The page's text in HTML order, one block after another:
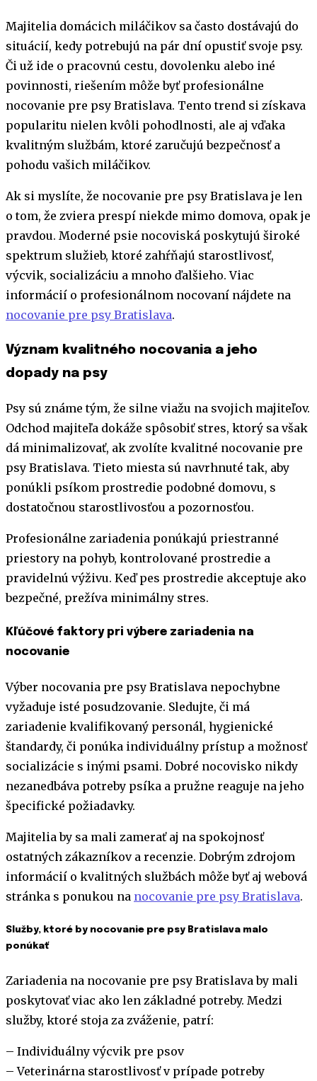
Majitelia domácich miláčikov sa často dostávajú do
situácií, kedy potrebujú na pár dní opustiť svoje psy.
Či už ide o pracovnú cestu, dovolenku alebo iné
povinnosti, riešením môže byť profesionálne
nocovanie pre psy Bratislava. Tento trend si získava
popularitu nielen kvôli pohodlnosti, ale aj vďaka
kvalitným službám, ktoré zaručujú bezpečnosť a
pohodu vašich miláčikov.
Ak si myslíte, že nocovanie pre psy Bratislava je len
o tom, že zviera prespí niekde mimo domova, opak je
pravdou. Moderné psie nocoviská poskytujú široké
spektrum služieb, ktoré zahŕňajú starostlivosť,
výcvik, socializáciu a mnoho ďalšieho. Viac
informácií o profesionálnom nocovaní nájdete na
nocovanie pre psy Bratislava.
Význam kvalitného nocovania a jeho
dopady na psy
Psy sú známe tým, že silne viažu na svojich majiteľov.
Odchod majiteľa dokáže spôsobiť stres, ktorý sa však
dá minimalizovať, ak zvolíte kvalitné nocovanie pre
psy Bratislava. Tieto miesta sú navrhnuté tak, aby
ponúkli psíkom prostredie podobné domovu, s
dostatočnou starostlivosťou a pozornosťou.
Profesionálne zariadenia ponúkajú priestranné
priestory na pohyb, kontrolované prostredie a
pravidelnú výživu. Keď pes prostredie akceptuje ako
bezpečné, prežíva minimálny stres.
Kľúčové faktory pri výbere zariadenia na
nocovanie
Výber nocovania pre psy Bratislava nepochybne
vyžaduje isté posudzovanie. Sledujte, či má
zariadenie kvalifikovaný personál, hygienické
štandardy, či ponúka individuálny prístup a možnosť
socializácie s inými psami. Dobré nocovisko nikdy
nezanedbáva potreby psíka a pružne reaguje na jeho
špecifické požiadavky.
Majitelia by sa mali zamerať aj na spokojnosť
ostatných zákazníkov a recenzie. Dobrým zdrojom
informácií o kvalitných službách môže byť aj webová
stránka s ponukou na nocovanie pre psy Bratislava.
Služby, ktoré by nocovanie pre psy Bratislava malo
ponúkať
Zariadenia na nocovanie pre psy Bratislava by mali
poskytovať viac ako len základné potreby. Medzi
služby, ktoré stoja za zváženie, patrí:
– Individuálny výcvik pre psov
– Veterinárna starostlivosť v prípade potreby